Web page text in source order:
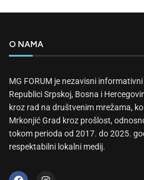
O NAMA
MG FORUM je nezavisni
Republici Srpskoj, Bosna i
kroz rad na društvenim mrežama,
Mrkonjić Grad kroz prošlost,
tokom perioda od 2017. do 2025.
respektabilni lokalni medij.